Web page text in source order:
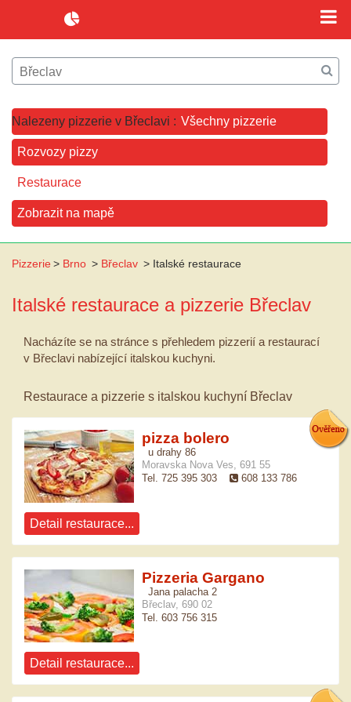
Nalezeny pizzerie v Břeclavi : Všechny pizzerie
Rozvozy pizzy
Restaurace
Zobrazit na mapě
Pizzerie> Brno > Břeclav > Italské restaurace
Italské restaurace a pizzerie Břeclav
Nacházíte se na stránce s přehledem pizzerií a restaurací
v Břeclavi nabízející italskou kuchyni.
Restaurace a pizzerie s italskou kuchyní Břeclav
pizza bolero
u drahy 86
Moravska Nova Ves, 691 55
Tel. 725 395 303
608 133 786
Detail restaurace...
Pizzeria Gargano
Jana palacha 2
Břeclav, 690 02
Tel. 603 756 315
Detail restaurace...